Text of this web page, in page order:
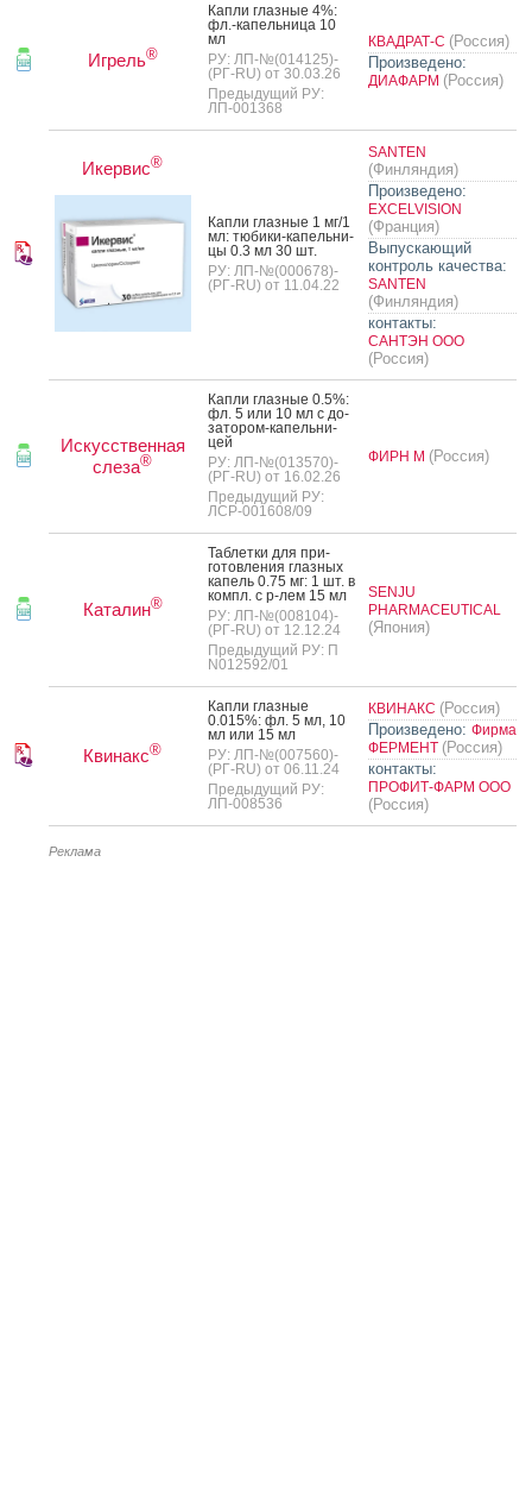
Игрель®
Кап­ли глаз­ные 4%:
фл.-ка­пель­ни­ца 10
мл
РУ: ЛП-№(014125)-
(РГ-RU) от 30.03.26
Предыдущий РУ:
ЛП-001368
КВАДРАТ-С (Россия)
Произведено:
ДИАФАРМ (Россия)
Икервис®
Кап­ли глаз­ные 1 мг/1
мл: тю­бики-ка­пель­ни­
цы 0.3 мл 30 шт.
РУ: ЛП-№(000678)-
(РГ-RU) от 11.04.22
SANTEN
(Финляндия)
Произведено:
EXCELVISION
(Франция)
Выпускающий
контроль качества:
SANTEN
(Финляндия)
контакты:
САНТЭН ООО
(Россия)
Искусственная
слеза®
Кап­ли глаз­ные 0.5%:
фл. 5 или 10 мл с до­
зато­ром-ка­пель­ни­
цей
РУ: ЛП-№(013570)-
(РГ-RU) от 16.02.26
Предыдущий РУ:
ЛСР-001608/09
ФИРН М (Россия)
Каталин®
Таб­летки для при­
готов­ле­ния глаз­ных
ка­пель 0.75 мг: 1 шт. в
компл. с р-лем 15 мл
РУ: ЛП-№(008104)-
(РГ-RU) от 12.12.24
Предыдущий РУ: П
N012592/01
SENJU
PHARMACEUTICAL
(Япония)
Квинакс®
Кап­ли глаз­ные
0.015%: фл. 5 мл, 10
мл или 15 мл
РУ: ЛП-№(007560)-
(РГ-RU) от 06.11.24
Предыдущий РУ:
ЛП-008536
КВИНАКС (Россия)
Произведено: Фирма
ФЕРМЕНТ (Россия)
контакты:
ПРОФИТ-ФАРМ ООО
(Россия)
Реклама